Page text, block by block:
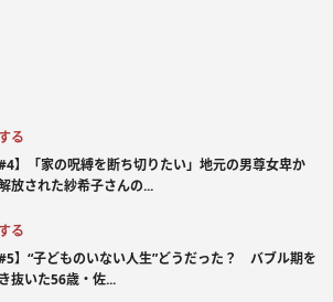
る
#4】「家の呪縛を断ち切りたい」地元の男尊女卑か
放された紗希子さんの...
る
#5】“子どものいない人生”どうだった？ バブル期を
抜いた56歳・佐...